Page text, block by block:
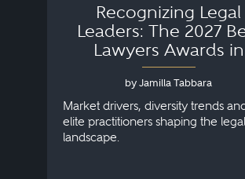
Recognizing Legal
Leaders: The 2027
Lawyers Awards in
Australia, Japan and
Singapore
by Jamilla Tabbara
Market drivers, diversity trends
elite practitioners shaping the legal
landscape.